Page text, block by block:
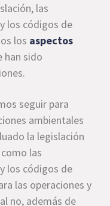
las
los códigos de
los aspectos
han sido
seguir para
ambientales
la legislación
las
los códigos de
las operaciones y
no, además de